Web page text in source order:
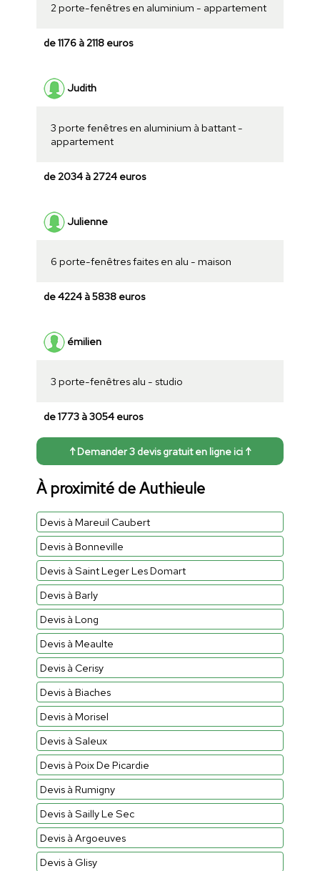
2 porte-fenêtres en aluminium - appartement
de 1176 à 2118 euros
Judith
3 porte fenêtres en aluminium à battant -
appartement
de 2034 à 2724 euros
Julienne
6 porte-fenêtres faites en alu - maison
de 4224 à 5838 euros
émilien
3 porte-fenêtres alu - studio
de 1773 à 3054 euros
↑ Demander 3 devis gratuit en ligne ici ↑
À proximité de Authieule
Devis à Mareuil Caubert
Devis à Bonneville
Devis à Saint Leger Les Domart
Devis à Barly
Devis à Long
Devis à Meaulte
Devis à Cerisy
Devis à Biaches
Devis à Morisel
Devis à Saleux
Devis à Poix De Picardie
Devis à Rumigny
Devis à Sailly Le Sec
Devis à Argoeuves
Devis à Glisy